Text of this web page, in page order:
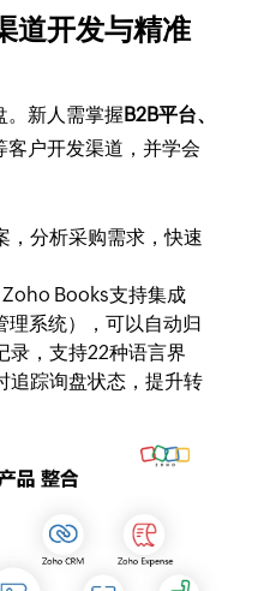
道开发与精准
。新人需掌握B2B平台、
客户开发渠道，并学会
，分析采购需求，快速
Zoho Books支持集成
理系统），可以自动归
录，支持22种语言界
追踪询盘状态，提升转